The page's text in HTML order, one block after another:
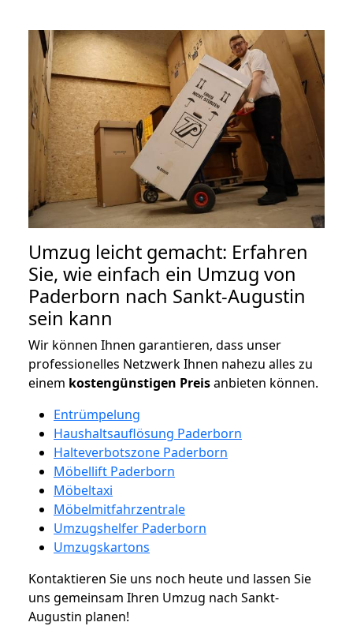
Umzug leicht gemacht: Erfahren
Sie, wie einfach ein Umzug von
Paderborn nach Sankt-Augustin
sein kann
Wir können Ihnen garantieren, dass unser
professionelles Netzwerk Ihnen nahezu alles zu
einem kostengünstigen Preisanbieten können.
Entrümpelung
Haushaltsauflösung Paderborn
Halteverbotszone Paderborn
Möbellift Paderborn
Möbeltaxi
Möbelmitfahrzentrale
Umzugshelfer Paderborn
Umzugskartons
Kontaktieren Sie uns noch heute und lassen Sie
uns gemeinsam Ihren Umzug nach Sankt-
Augustin planen!